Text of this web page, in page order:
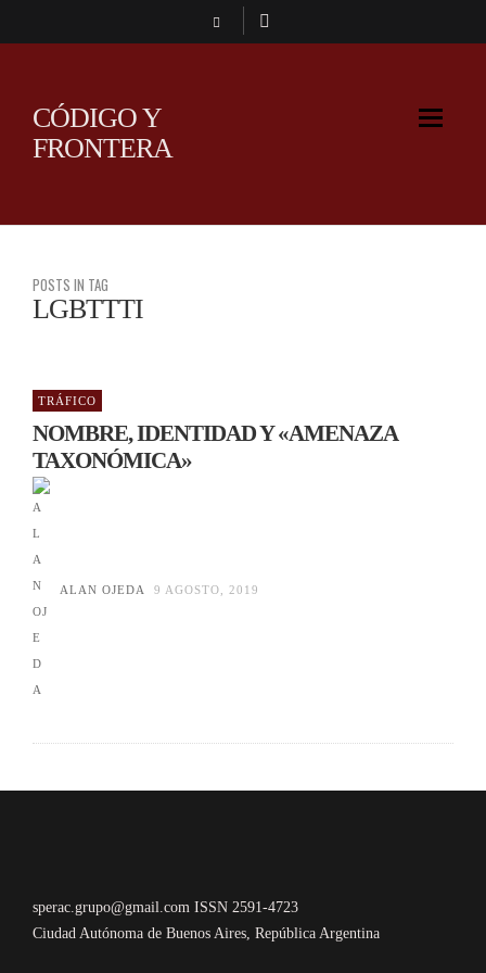
CÓDIGO Y
FRONTERA
POSTS IN TAG
LGBTTTI
TRÁFICO
NOMBRE, IDENTIDAD Y «AMENAZA
TAXONÓMICA»
ALAN OJEDA 9 AGOSTO, 2019
sperac.grupo@gmail.com ISSN 2591-4723
Ciudad Autónoma de Buenos Aires, República Argentina